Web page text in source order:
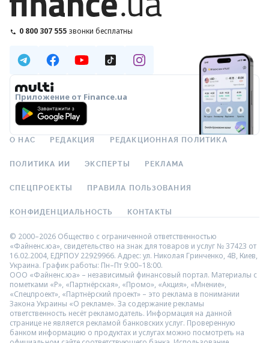
0 800 307 555 звонки бесплатны
Приложение от Finance.ua
О НАС РЕДАКЦИЯ РЕДАКЦИОННАЯ ПОЛИТИКА
ПОЛИТИКА ИИ ЭКСПЕРТЫ РЕКЛАМА
СПЕЦПРОЕКТЫ ПРАВИЛА ПОЛЬЗОВАНИЯ
КОНФИДЕНЦИАЛЬНОСТЬ КОНТАКТЫ
© 2000–2026 Общество с ограниченной ответственностью
«Файненс.юа», свидетельство на знак для товаров и услуг № 37423 от
16.02.2004, ЕДРПОУ 22929966. Адрес: ул. Николая Гринченко, 4В, Киев,
Украина. График работы: Пн–Пт 9:00–18:00.
ООО «Файненс.юа» – независимый финансовый портал. Материалы с
пометками «Р», «Партнёрская», «Промо», «Акция», «Мнение»,
«Спецпроект», «Партнёрский проект» – это реклама в понимании
Закона Украины «О рекламе». За содержание рекламы
ответственность несёт рекламодатель. Информация на данной
странице не является рекламой банковских услуг. Проверенную
банком информацию о продуктах и услугах можно посмотреть на